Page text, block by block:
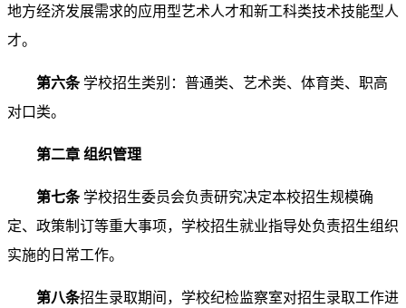
地方经济发展需求的应用型艺术人才和新工科类技术技能型人
才。
第六条 学校招生类别：普通类、艺术类、体育类、职高
对口类。
第二章 组织管理
第七条 学校招生委员会负责研究决定本校招生规模确
定、政策制订等重大事项，学校招生就业指导处负责招生组织
实施的日常工作。
第八条招生录取期间，学校纪检监察室对招生录取工作进